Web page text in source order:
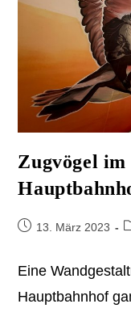
Zugvögel
Beitrag13. März 2023
Eine
Hauptbahnhof